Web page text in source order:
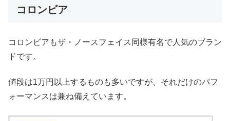
コロンビア
コロンビアもザ・ノースフェイス同様有名で人気のブラン
ドです。
値段は1万円以上するものも多いですが、それだけのパフ
ォーマンスは兼ね備えています。